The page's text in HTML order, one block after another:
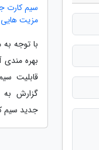
سیم
مزیت هایی
با توجه
گزارش
جدید سیم